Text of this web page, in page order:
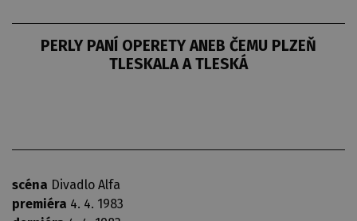
PERLY PANÍ OPERETY ANEB ČEMU PLZEŇ
TLESKALA A TLESKÁ
scéna Divadlo Alfa
premiéra 4. 4. 1983